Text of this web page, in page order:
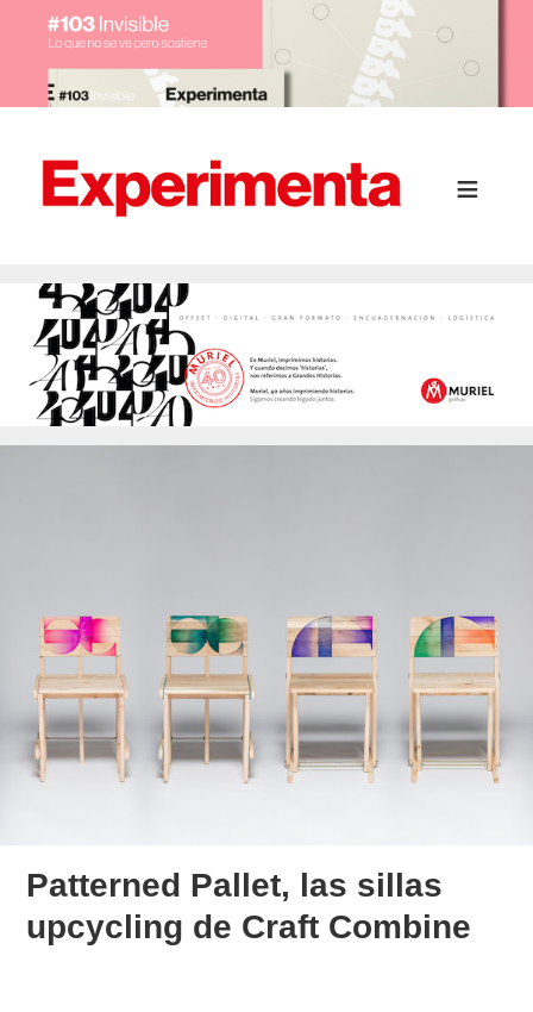
Patterned Pallet, las sillas
upcycling de Craft Combine